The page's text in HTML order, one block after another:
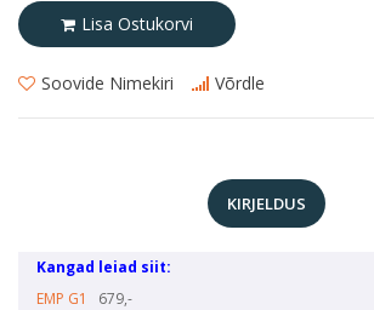
Lisa Ostukorvi
Soovide Nimekiri Võrdle
KIRJELDUS
Kangad leiad siit:
EMP G1
679,-